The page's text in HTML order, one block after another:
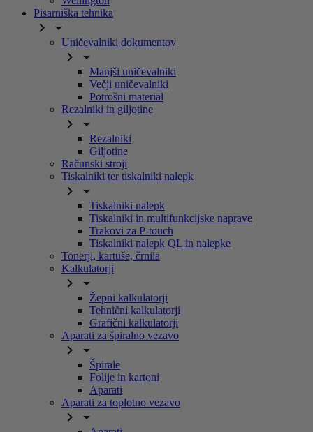
Pisarniška tehnika
 
Uničevalniki dokumentov
 
Manjši uničevalniki
Večji uničevalniki
Potrošni material
Rezalniki in giljotine
 
Rezalniki
Giljotine
Računski stroji
Tiskalniki ter tiskalniki nalepk
 
Tiskalniki nalepk
Tiskalniki in multifunkcijske naprave
Trakovi za P-touch
Tiskalniki nalepk QL in nalepke
Tonerji, kartuše, črnila
Kalkulatorji
 
Žepni kalkulatorji
Tehnični kalkulatorji
Grafični kalkulatorji
Aparati za špiralno vezavo
 
Špirale
Folije in kartoni
Aparati
Aparati za toplotno vezavo
 